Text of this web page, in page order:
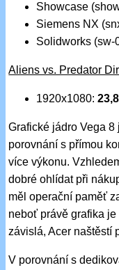
Showcase
Siemens NX
Solidworks
Aliens vs. Predator
1920x1080:23,8
Grafické jádro Vega
porovnání s přímou
více výkonu.
dobré ohlídat při
měl operační paměť
neboť právě grafika
závislá, Acer naštěstí
V porovnání s